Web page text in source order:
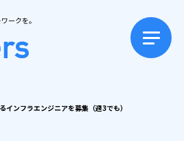
ークを。
インフラエンジニアを募集（週3でも）